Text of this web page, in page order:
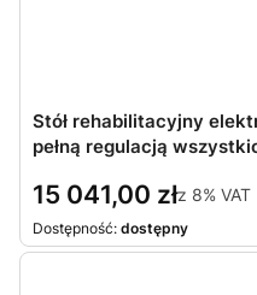
Stół rehabilitacyjny
pełną regulacją
15 041,00 złz 8% VAT
Dostępność: dostępny